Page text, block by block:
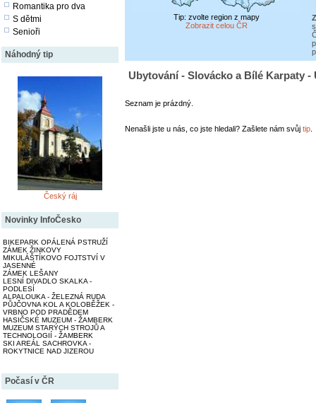
Romantika pro dva
S dětmi
Senioři
Náhodný tip
Český ráj
Novinky InfoČesko
BIKEPARK OPÁLENÁ PSTRUŽÍ
ZÁMEK ŽINKOVY
MIKULÁŠTÍKOVO FOJTSTVÍ V
JASENNÉ
ZÁMEK LEŠANY
LESNÍ DIVADLO SKALKA -
PODLESÍ
ALPALOUKA - ŽELEZNÁ RUDA
PŮJČOVNA KOL A KOLOBĚŽEK -
VRBNO POD PRADĚDEM
HASIČSKÉ MUZEUM - ŽAMBERK
MUZEUM STARÝCH STROJŮ A
TECHNOLOGIÍ - ŽAMBERK
SKI AREÁL SACHROVKA -
ROKYTNICE NAD JIZEROU
Počasí v ČR
Tip: zvolte region z mapy
Zobrazit celou ČR
Ubytování - Slovácko a Bílé Karpaty -
Seznam je prázdný.
Nenašli jste u nás, co jste hledali? Zašlete nám svůj tip